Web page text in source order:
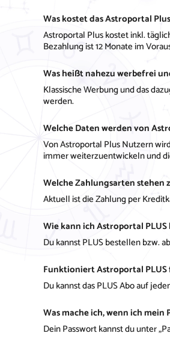
Was kostet das Astroportal
Astroportal Plus kostet inkl.
Bezahlung ist 12 Monate im
Was heißt nahezu werbefrei
Klassische Werbung und das
werden.
Welche Daten werden von
Von Astroportal Plus Nutzern
immer weiterzuentwickeln und
Welche Zahlungsarten stehen
Aktuell ist die Zahlung per
Wie kann ich Astroportal
Du kannst PLUS bestellen bzw.
Funktioniert Astroportal
Du kannst das PLUS Abo auf
Was mache ich, wenn ich mein
Dein Passwort kannst du unter